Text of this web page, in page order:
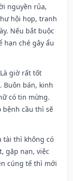
nguyền rủa,
hội họp, tranh
Nếu bắt buộc
hạn ché gây ẩu
Là giờ rất tốt
Buôn bán, kinh
có tin mừng.
bệnh cầu thì sẽ
tài thì không có
gặp nạn, việc
cúng tế thì mới